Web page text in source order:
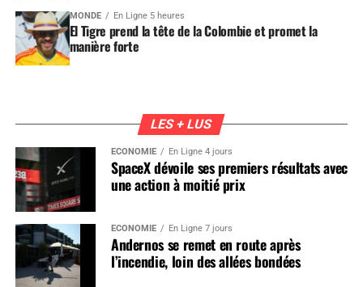
MONDE En Ligne 5 heures
El Tigre prend la tête de la Colombie et promet la
manière forte
LES + LUS
ÉCONOMIE En Ligne 4 jours
SpaceX dévoile ses premiers résultats avec
une action à moitié prix
ÉCONOMIE En Ligne 7 jours
Andernos se remet en route après
l’incendie, loin des allées bondées